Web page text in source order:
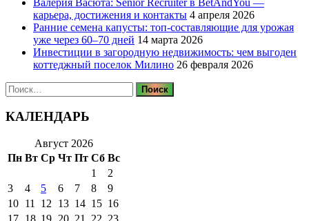
карьера, достижения и контакты 4 апреля 2026
Ранние семена капусты: топ‑составляющие для урожая
уже через 60–70 дней 14 марта 2026
Инвестиции в загородную недвижимость: чем выгоден
коттеджный поселок Милино 26 февраля 2026
Найти:
КАЛЕНДАРЬ
Август 2026
Пн Вт Ср Чт Пт Сб Вс
1
2
3
4 5 6 7 8
9
10 11 12 13 14 15 16